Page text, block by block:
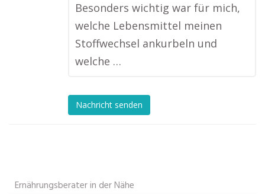
Besonders wichtig war für mich,
welche Lebensmittel meinen
Stoffwechsel ankurbeln und
welche …
Nachricht senden
Ernährungsberater in der Nähe